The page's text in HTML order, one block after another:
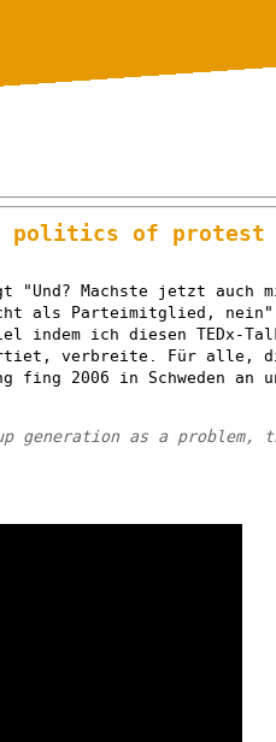
politics of protest
"Und? Machste jetzt auch
als Parteimitglied, nein".
indem ich diesen TEDx-
verbreite. Für alle,
fing 2006 in Schweden an
as a problem,